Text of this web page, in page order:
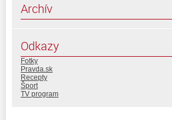
Archív
Odkazy
Fotky
Pravda.sk
Recepty
Šport
TV program